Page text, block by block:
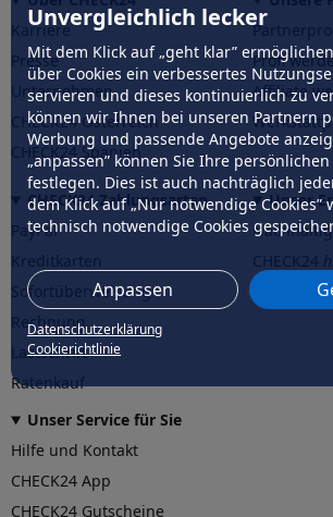
Unvergleichlich lecker
Mit dem Klick auf „geht klar”
über Cookies ein verbessertes
servieren und dieses kontinuierlich zu
können wir Ihnen bei unseren Partnern
Werbung und passende Angebote
„anpassen” können Sie Ihre
festlegen. Dies ist auch nachträglich
dem Klick auf „Nur notwendige Cookies”
technisch notwendige Cookies
Anpassen
Datenschutzerklärung
Cookierichtlinie
Karriere
Presse
Unternehmen
CHECK24 Österreich
CHECK24 Spanien
Profi
Affiliate
CHECK24 Zahlungsarten
PayPal
Sofortüberweisung
Rechnung
Lastschrift
Ratenkauf
Unser
CHECK24
Unser Service für Sie
Hilfe und Kontakt
CHECK24 App
CHECK24 Gutscheine